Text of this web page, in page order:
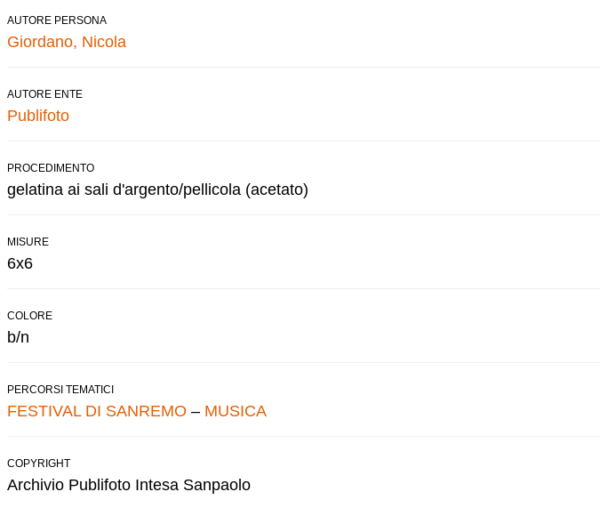
AUTORE PERSONA
Giordano, Nicola
AUTORE ENTE
Publifoto
PROCEDIMENTO
gelatina ai sali d'argento/pellicola (acetato)
MISURE
6x6
COLORE
b/n
PERCORSI TEMATICI
FESTIVAL DI SANREMO – MUSICA
COPYRIGHT
Archivio Publifoto Intesa Sanpaolo